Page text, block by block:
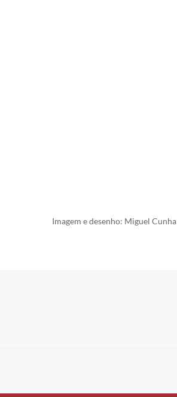
Imagem e desenho: Miguel Cunha